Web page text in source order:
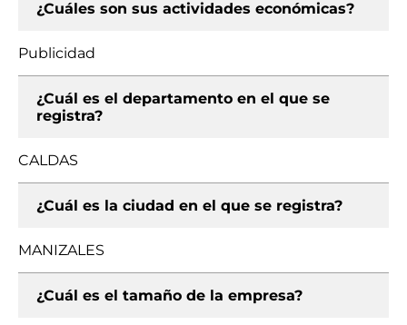
¿Cuáles son sus actividades económicas?
Publicidad
¿Cuál es el departamento en el que se
registra?
CALDAS
¿Cuál es la ciudad en el que se registra?
MANIZALES
¿Cuál es el tamaño de la empresa?